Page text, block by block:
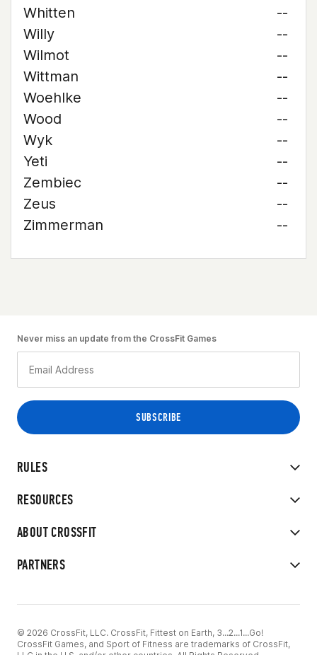
Whitten
--
Willy
--
Wilmot
--
Wittman
--
Woehlke
--
Wood
--
Wyk
--
Yeti
--
Zembiec
--
Zeus
--
Zimmerman
--
RULES
RESOURCES
ABOUT CROSSFIT
PARTNERS
Never miss an update from the CrossFit Games
© 2026 CrossFit, LLC. CrossFit, Fittest on Earth, 3...2...1...Go!
CrossFit Games, and Sport of Fitness are trademarks of CrossFit,